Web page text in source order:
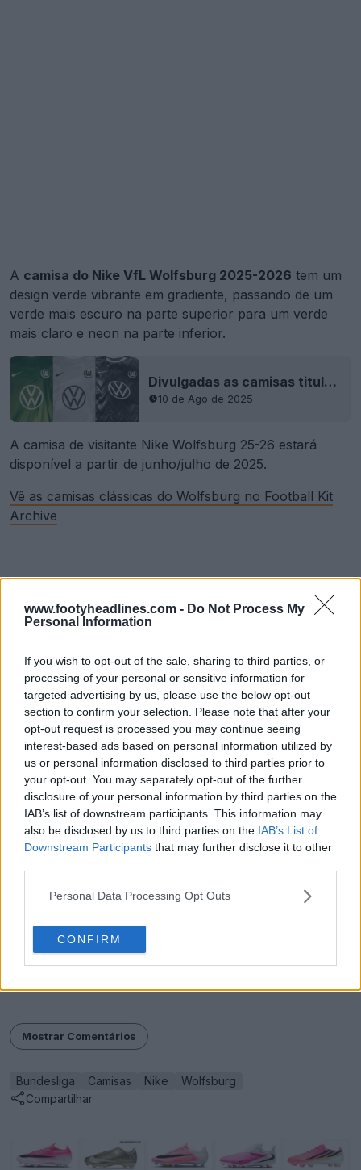
www.footyheadlines.com - Do Not Process My
Personal Information
If you wish to opt-out of the sale, sharing to third parties, or
processing of your personal or sensitive information for
targeted advertising by us, please use the below opt-out
section to confirm your selection. Please note that after your
opt-out request is processed you may continue seeing
interest-based ads based on personal information utilized by
us or personal information disclosed to third parties prior to
your opt-out. You may separately opt-out of the further
disclosure of your personal information by third parties on the
IAB’s list of downstream participants. This information may
also be disclosed by us to third parties on the IAB’s List of
Downstream Participants that may further disclose it to other
Personal Data Processing Opt Outs
CONFIRM
A camisa do Nike VfL Wolfsburg 2025-2026 tem um
design verde vibrante em gradiente, passando de um
verde mais escuro na parte superior para um verde
mais claro e neon na parte inferior.
Divulgadas as camisas titular, reserva e terceira do Wolfsburg para 2015/16
10 de Ago de 2025
A camisa de visitante Nike Wolfsburg 25-26 estará
disponível a partir de junho/julho de 2025.
Vê as camisas clássicas do Wolfsburg no Football Kit
Archive
Feito pela Nike. O que achas da camisa 25-26 do
Mostrar Comentários
Bundesliga Camisas Nike
Wolfsburg
Compartilhar